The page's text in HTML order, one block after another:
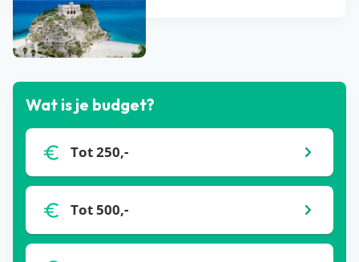
Bekijk alle blogs
Wat is je budget?
Tot 250,-
Tot 500,-